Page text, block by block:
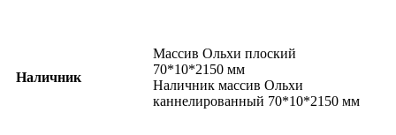
Наличник
Массив Ольхи плоский
70*10*2150 мм
Наличник массив Ольхи
каннелированный 70*10*2150 мм